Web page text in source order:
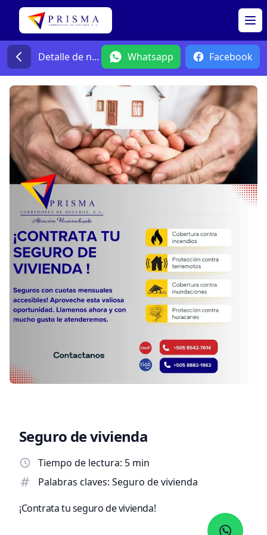
Detalle de noticia Whatsapp Facebook
Seguro de vivienda
Tiempo de lectura: 5 min
Palabras claves: Seguro de vivienda
¡Contrata tu seguro de vivienda!